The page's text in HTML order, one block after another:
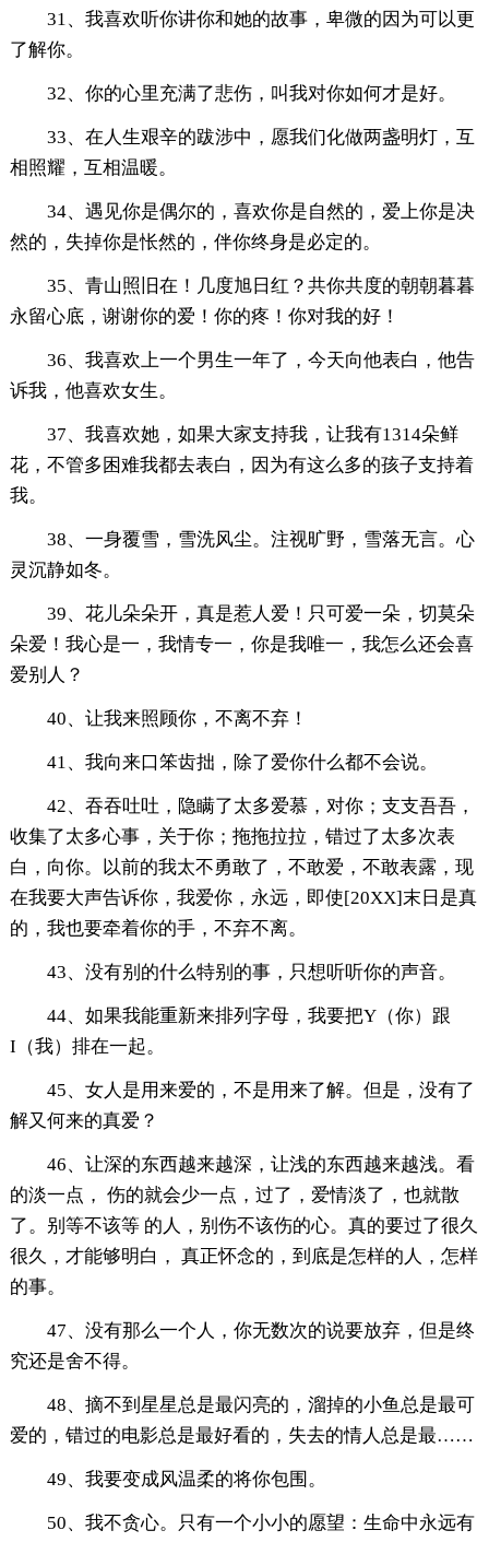
31、我喜欢听你讲你和她的故事，卑微的因为可以更
了解你。
32、你的心里充满了悲伤，叫我对你如何才是好。
33、在人生艰辛的跋涉中，愿我们化做两盏明灯，互
相照耀，互相温暖。
34、遇见你是偶尔的，喜欢你是自然的，爱上你是决
然的，失掉你是怅然的，伴你终身是必定的。
35、青山照旧在！几度旭日红？共你共度的朝朝暮暮
永留心底，谢谢你的爱！你的疼！你对我的好！
36、我喜欢上一个男生一年了，今天向他表白，他告
诉我，他喜欢女生。
37、我喜欢她，如果大家支持我，让我有1314朵鲜
花，不管多困难我都去表白，因为有这么多的孩子支持着
我。
38、一身覆雪，雪洗风尘。注视旷野，雪落无言。心
灵沉静如冬。
39、花儿朵朵开，真是惹人爱！只可爱一朵，切莫朵
朵爱！我心是一，我情专一，你是我唯一，我怎么还会喜
爱别人？
40、让我来照顾你，不离不弃！
41、我向来口笨齿拙，除了爱你什么都不会说。
42、吞吞吐吐，隐瞒了太多爱慕，对你；支支吾吾，
收集了太多心事，关于你；拖拖拉拉，错过了太多次表
白，向你。以前的我太不勇敢了，不敢爱，不敢表露，现
在我要大声告诉你，我爱你，永远，即使[20XX]末日是真
的，我也要牵着你的手，不弃不离。
43、没有别的什么特别的事，只想听听你的声音。
44、如果我能重新来排列字母，我要把Y（你）跟
I（我）排在一起。
45、女人是用来爱的，不是用来了解。但是，没有了
解又何来的真爱？
46、让深的东西越来越深，让浅的东西越来越浅。看
的淡一点， 伤的就会少一点，过了，爱情淡了，也就散
了。别等不该等 的人，别伤不该伤的心。真的要过了很久
很久，才能够明白， 真正怀念的，到底是怎样的人，怎样
的事。
47、没有那么一个人，你无数次的说要放弃，但是终
究还是舍不得。
48、摘不到星星总是最闪亮的，溜掉的小鱼总是最可
爱的，错过的电影总是最好看的，失去的情人总是最……
49、我要变成风温柔的将你包围。
50、我不贪心。只有一个小小的愿望：生命中永远有